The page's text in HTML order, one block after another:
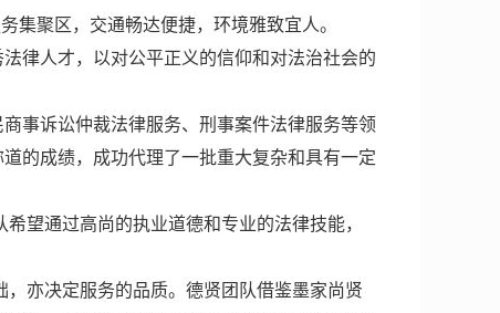
聚区，交通畅达便捷，环境雅致宜人。
律人才，以对公平正义的信仰和对法治社会的
事诉讼仲裁法律服务、刑事案件法律服务等领
的成绩，成功代理了一批重大复杂和具有一定
望通过高尚的执业道德和专业的法律技能，
，亦决定服务的品质。德贤团队借鉴墨家尚贤